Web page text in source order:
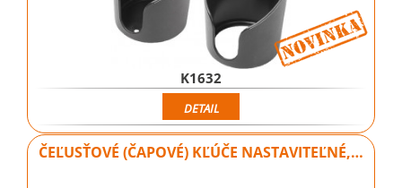
K1632
DETAIL
ČEĽUSŤOVÉ (ČAPOVÉ) KĽÚČE NASTAVITEĽNÉ,…